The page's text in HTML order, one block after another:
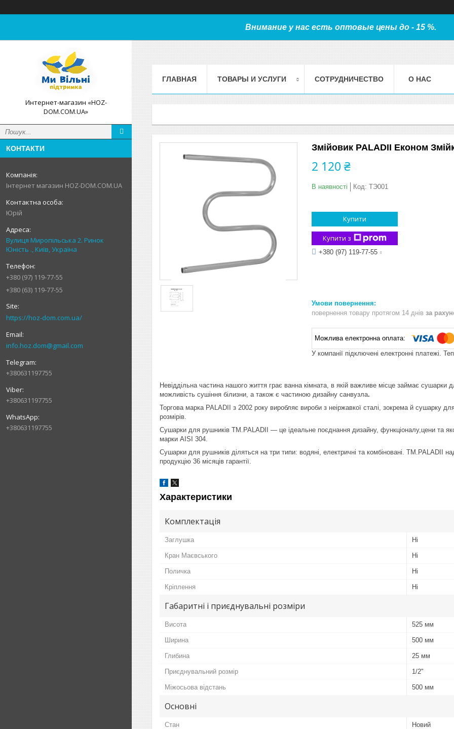
Внимание у нас есть оптовые цены до - 15 %.
Интернет-магазин «HOZ-
DOM.COM.UA»
КОНТАКТИ
Інтернет магазин HOZ-DOM.COM.UA
Юрій
Вулиця Миропільська 2. Ринок
Юність ., Київ, Україна
+380 (97) 119-77-55
+380 (63) 119-77-55
https://hoz-dom.com.ua/
info.hoz.dom@gmail.com
+380631197755
+380631197755
+380631197755
ГЛАВНАЯ ТОВАРЫ И УСЛУГИ СОТРУДНИЧЕСТВО О НАС
Змійовик PALADII Економ
2 120 ₴
В наявності Код: ТЭ001
Купити
Купити з
+380 (97) 119-77-55
повернення товару протягом 14 днів за
У компанії підключені електронні платежі.
Невіддільна частина нашого життя грає ванна кімната, в якій важливе місце займає
можливість сушіння білизни, а також є частиною дизайну санвузла.
Торгова марка PALADII з 2002 року виробляє вироби з неіржавкої сталі, зокрема й сушарку
розмірів.
Сушарки для рушників TM.PALADII — це ідеальне поєднання дизайну, функціоналу,цени та
марки AISI 304.
Сушарки для рушників діляться на три типи: водяні, електричні та комбіновані. TM.PALADII
продукцію 36 місяців гарантії.
Характеристики
Комплектація
Заглушка Ні
Кран Маєвського Ні
Поличка Ні
Кріплення Ні
Габаритні і приєднувальні розміри
Висота 525 мм
Ширина 500 мм
Глибина 25 мм
Приєднувальний розмір 1/2"
Міжосьова відстань 500 мм
Основні
Стан Новий